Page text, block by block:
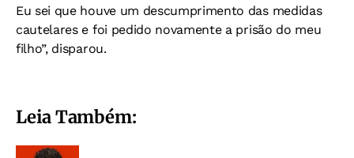
Eu sei que houve um descumprimento das medidas
cautelares e foi pedido novamente a prisão do meu
filho”, disparou.
Leia Também: